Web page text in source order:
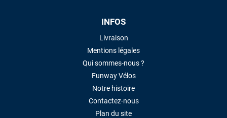
INFOS
Livraison
Mentions légales
Qui sommes-nous ?
Funway Vélos
Notre histoire
Contactez-nous
Plan du site